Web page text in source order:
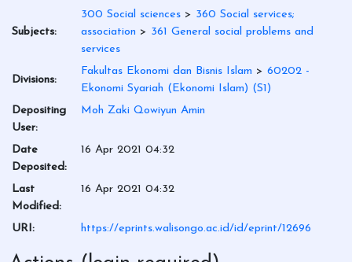
Subjects:
300 Social sciences > 360 Social services;
association > 361 General social problems and
services
Divisions:
Fakultas Ekonomi dan Bisnis Islam > 60202 -
Ekonomi Syariah (Ekonomi Islam) (S1)
Depositing
User:
Moh Zaki Qowiyun Amin
Date
Deposited:
16 Apr 2021 04:32
Last
Modified:
16 Apr 2021 04:32
URI: https://eprints.walisongo.ac.id/id/eprint/12696